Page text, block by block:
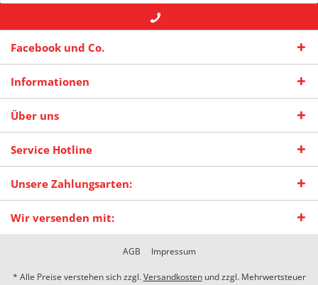
Facebook und Co.
Informationen
Über uns
Service Hotline
Unsere Zahlungsarten:
Wir versenden mit:
AGB Impressum
* Alle Preise verstehen sich zzgl.Versandkostenund zzgl. Mehrwertsteuer